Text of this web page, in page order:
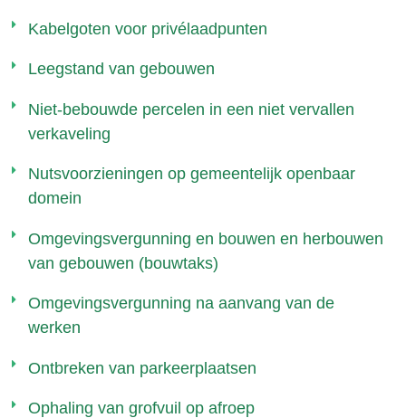
Kabelgoten voor privélaadpunten
Leegstand van gebouwen
Niet-bebouwde percelen in een niet vervallen
verkaveling
Nutsvoorzieningen op gemeentelijk openbaar
domein
Omgevingsvergunning en bouwen en herbouwen
van gebouwen (bouwtaks)
Omgevingsvergunning na aanvang van de
werken
Ontbreken van parkeerplaatsen
Ophaling van grofvuil op afroep